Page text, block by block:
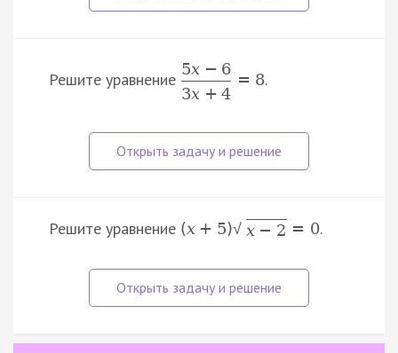
Решите уравнение
5x − 6
3x + 4
= 8.
Решите уравнение (x + 5)√ x − 2 = 0.